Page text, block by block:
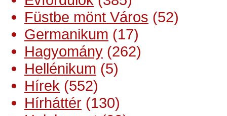
Füstbe mönt Város (52)
Germanikum (17)
Hagyomány (262)
Hellénikum (5)
Hírek (552)
Hírháttér (130)